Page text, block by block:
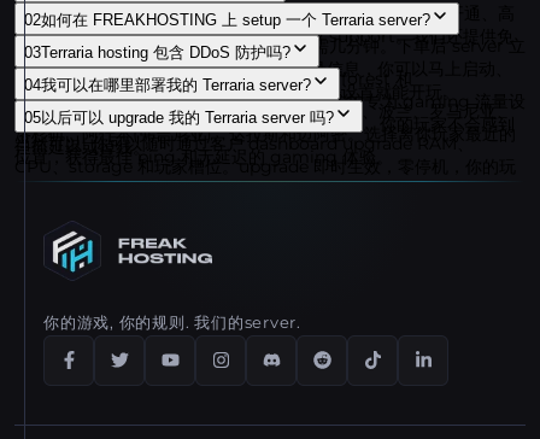
我们的 Terraria server 套餐每月只需几欧元起。包含即时开通、高
级 DDoS 防护、NVMe storage 和 24/7 support。我们还提供免
费 2 天 trial，让你付款前先体验一切。
02如何在 FREAKHOSTING 上 setup 一个 Terraria server?
设置你的 Terraria server 非常简单，只需几分钟。下单后 server 立
即激活。我们会发送 game panel 的登录信息，你可以马上启动、
停止和管理 server。不需要技术经验，选好设置就能开玩。
03Terraria hosting 包含 DDoS 防护吗?
是的，每个 Terraria server 都配备由 Dataforest 和
CosmicGuard 提供的高级 DDoS 防护。防护专为 gaming 流量设
计，即使在攻击期间你的 server 也能保持在线。你的玩家不会感到
04我可以在哪里部署我的 Terraria server?
我们在全球 8 个地点拥有 server：德国、英国、波兰、罗马尼亚、
洛杉矶、阿什本(弗吉尼亚)、达拉斯和迈阿密。选择离你玩家最近的
05以后可以 upgrade 我的 Terraria server 吗?
家甚至不会注意到。你只需支付差价。
你的游戏, 你的规则. 我们的server.